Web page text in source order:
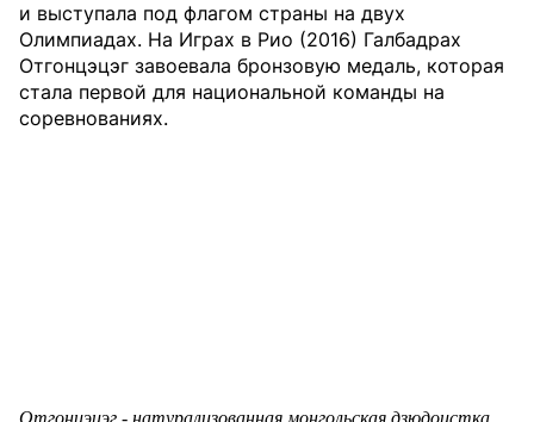
и выступала под флагом страны на двух
Олимпиадах. На Играх в Рио (2016) Галбадрах
Отгонцэцэг завоевала бронзовую медаль, которая
стала первой для национальной команды на
соревнованиях.
Отгонцэцэг - натурализованная монгольская дзюдоистка,